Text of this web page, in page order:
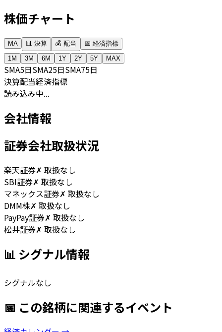
株価チャート
MA 📊 決算 💰 配当
📅 経済指標
1M
3M 6M 1Y 2Y 5Y MAX
SMA5日SMA25日SMA75日
決算配当経済指標
読み込み中...
会社情報
証券会社取扱状況
楽天証券✗ 取扱なし
SBI証券✗ 取扱なし
マネックス証券✗ 取扱なし
DMM株✗ 取扱なし
PayPay証券✗ 取扱なし
松井証券✗ 取扱なし
📊 シグナル情報
シグナルなし
📅 この銘柄に関連するイベント